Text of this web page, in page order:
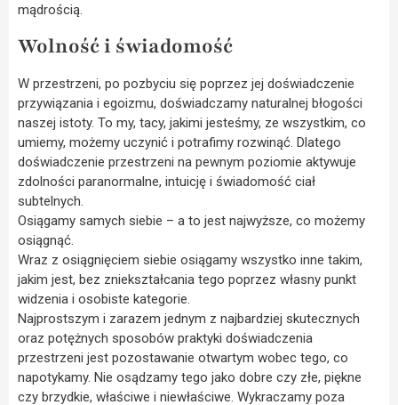
mądrością.
Wolność i świadomość
W przestrzeni, po pozbyciu się poprzez jej doświadczenie
przywiązania i egoizmu, doświadczamy naturalnej błogości
naszej istoty. To my, tacy, jakimi jesteśmy, ze wszystkim, co
umiemy, możemy uczynić i potrafimy rozwinąć. Dlatego
doświadczenie przestrzeni na pewnym poziomie aktywuje
zdolności paranormalne, intuicję i świadomość ciał
subtelnych.
Osiągamy samych siebie – a to jest najwyższe, co możemy
osiągnąć.
Wraz z osiągnięciem siebie osiągamy wszystko inne takim,
jakim jest, bez zniekształcania tego poprzez własny punkt
widzenia i osobiste kategorie.
Najprostszym i zarazem jednym z najbardziej skutecznych
oraz potężnych sposobów praktyki doświadczenia
przestrzeni jest pozostawanie otwartym wobec tego, co
napotykamy. Nie osądzamy tego jako dobre czy złe, piękne
czy brzydkie, właściwe i niewłaściwe. Wykraczamy poza